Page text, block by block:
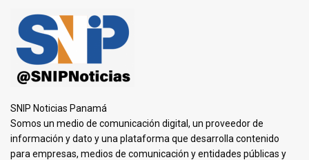
SNIP Noticias Panamá
Somos un medio de comunicación digital, un proveedor de
información y dato y una plataforma que desarrolla contenido
para empresas, medios de comunicación y entidades públicas y